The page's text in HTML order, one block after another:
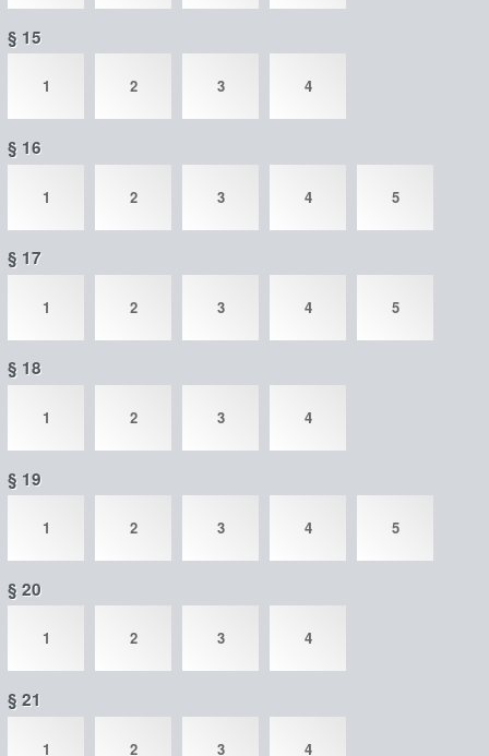
§ 15
1 2 3 4
§ 16
1 2 3 4 5
§ 17
1 2 3 4 5
§ 18
1 2 3 4
§ 19
1 2 3 4 5
§ 20
1 2 3 4
§ 21
1 2 3 4